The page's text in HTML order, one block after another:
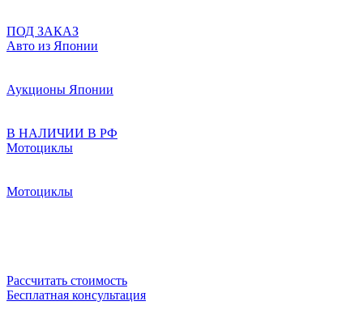
ПОД ЗАКАЗ
Авто из Японии
Аукционы Японии
В НАЛИЧИИ В РФ
Мотоциклы
Мотоциклы
Рассчитать стоимость
Бесплатная консультация